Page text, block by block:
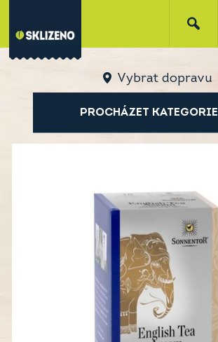
Vybrat dopravu
PROCHÁZET KATEGORIE